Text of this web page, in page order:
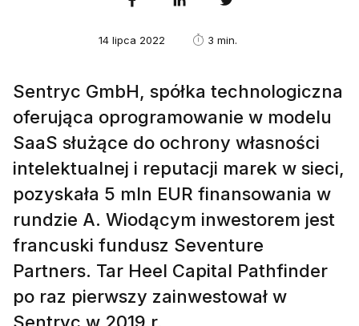
14 lipca 2022 3 min.
Sentryc GmbH, spółka technologiczna
oferująca oprogramowanie w modelu
SaaS służące do ochrony własności
intelektualnej i reputacji marek w sieci,
pozyskała 5 mln EUR finansowania w
rundzie A. Wiodącym inwestorem jest
francuski fundusz Seventure
Partners. Tar Heel Capital Pathfinder
po raz pierwszy zainwestował w